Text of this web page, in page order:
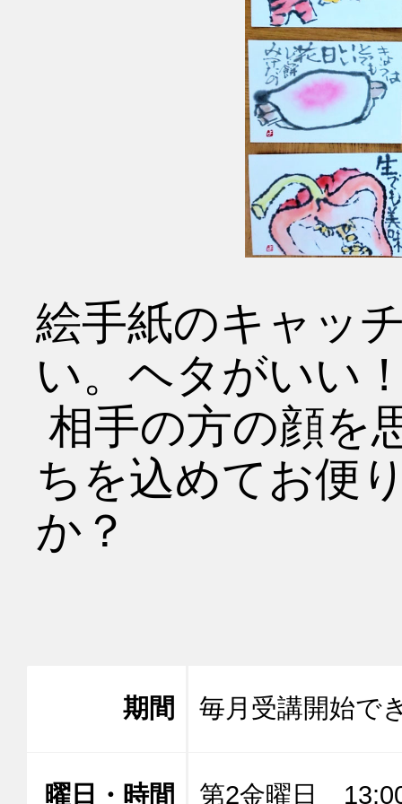
絵手紙のキャッ
い。ヘタがいい
ちを込めてお便
か？
期間 毎月受講開始で
曜日・時間 第2金曜日